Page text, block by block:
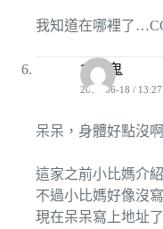
我知道在哪裡了
貪吃鬼
2008-06-18 /
呆呆，身體好點沒
這家之前小比媽介
不過小比媽好像沒
現在呆呆寫上地址